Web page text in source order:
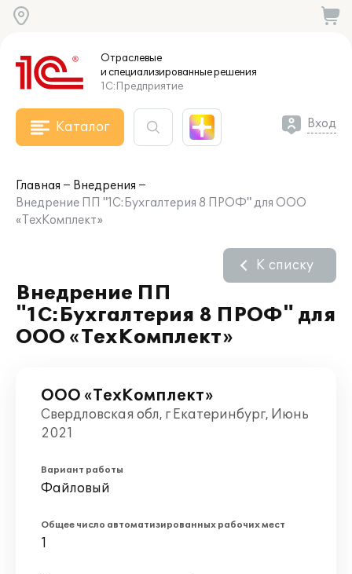
Отраслевые
и специализированныерешения
1С:Предприятие
Каталог Вход
Главная
Внедрения
Внедрение ПП "1С:Бухгалтерия 8 ПРОФ" для ООО
«ТехКомплект»
Внедрение ПП
"1С:Бухгалтерия 8 ПРОФ" для
ООО «ТехКомплект»
К списку
ООО «ТехКомплект»
Свердловская обл, г Екатеринбург, Июнь
2021
Вариант работы
Файловый
Общее число автоматизированных рабочих мест
1